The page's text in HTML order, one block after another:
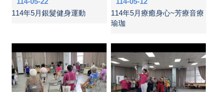
114年5月銀髮健身運動
114年5月療癒身心~芳療音療
瑜珈